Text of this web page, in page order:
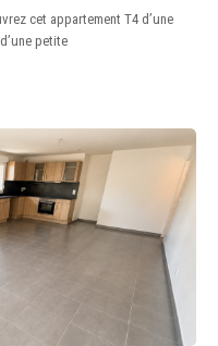
cet appartement T4 d’une
petite